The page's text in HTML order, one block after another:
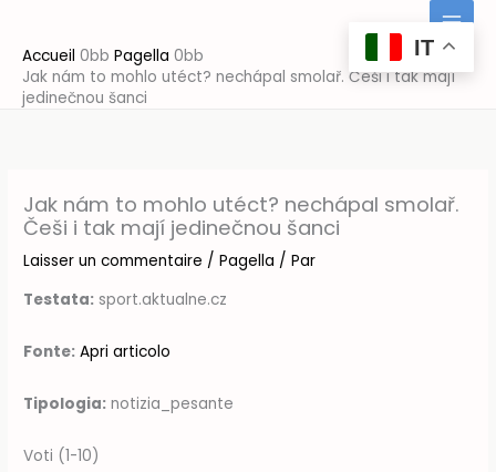
contenu
Accueil
Pagella
Jak nám to mohlo utéct? nechápal smolař. Češi i tak mají
jedinečnou šanci
Jak nám to mohlo utéct? nechápal smolař.
Češi i tak mají jedinečnou šanci
Laisser un commentaire /Pagella / Par
Testata: sport.aktualne.cz
Fonte: Apri articolo
Tipologia: notizia_pesante
Voti (1-10)
IT